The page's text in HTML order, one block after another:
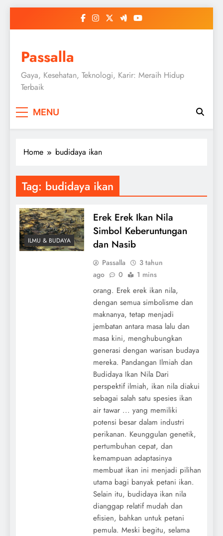
Passalla
Gaya, Kesehatan, Teknologi, Karir: Meraih Hidup
Terbaik
MENU
Home budidaya ikan
Tag: budidaya ikan
ILMU & BUDAYA
Erek Erek Ikan Nila
Simbol Keberuntungan
dan Nasib
Passalla
3 tahun
ago
0 1 mins
orang. Erek erek ikan nila,
dengan semua simbolisme dan
maknanya, tetap menjadi
jembatan antara masa lalu dan
masa kini, menghubungkan
generasi dengan warisan budaya
mereka. Pandangan Ilmiah dan
Budidaya Ikan Nila Dari
perspektif ilmiah, ikan nila diakui
sebagai salah satu spesies ikan
air tawar ... yang memiliki
potensi besar dalam industri
perikanan. Keunggulan genetik,
pertumbuhan cepat, dan
kemampuan adaptasinya
membuat ikan ini menjadi pilihan
utama bagi banyak petani ikan.
Selain itu, budidaya ikan nila
dianggap relatif mudah dan
efisien, bahkan untuk petani
pemula. Meski begitu, selama